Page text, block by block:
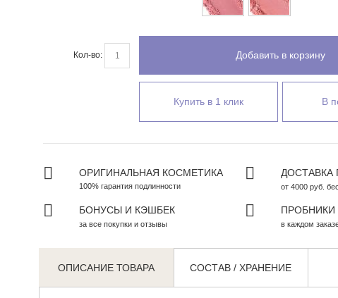
Кол-во: Добавить в корзину
Купить в 1 клик В
ОРИГИНАЛЬНАЯ КОСМЕТИКА
100% гарантия подлинности
ДОСТАВКА
от 4000 руб.
БОНУСЫ И КЭШБЕК
за все покупки и отзывы
ПРОБНИКИ
в каждом
ОПИСАНИЕ ТОВАРА СОСТАВ / ХРАНЕНИЕ